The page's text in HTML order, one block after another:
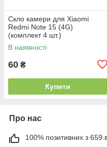
Скло камери для Xiaomi
Redmi Note 15 (4G)
(комплект 4 шт.)
В наявності
60 ₴
Купити
Про нас
100% позитивних з 659